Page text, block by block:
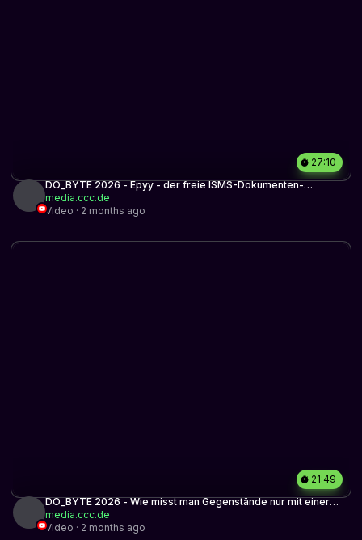
27:10
DO_BYTE 2026 - Epyy - der freie ISMS-Dokumenten-
Workflow
media.ccc.de
Video · 2 months ago
21:49
DO_BYTE 2026 - Wie misst man Gegenstände nur mit einer
Kamera und einem Club-Laser?
media.ccc.de
Video · 2 months ago